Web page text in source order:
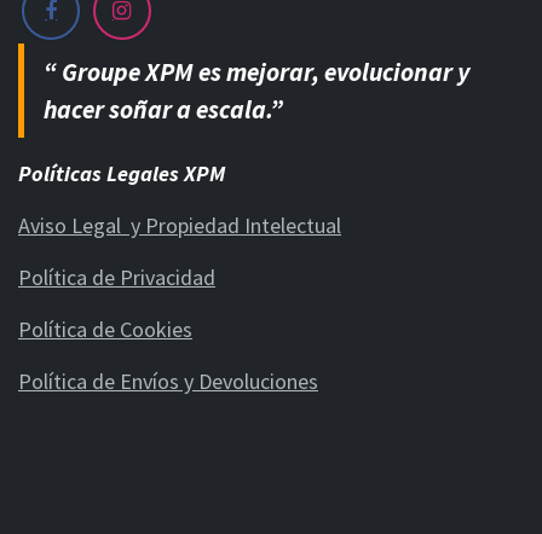
“ Groupe XPM es mejorar, evolucionar y
hacer soñar a escala.”
Políticas Legales XPM
Aviso Legal y Propiedad Intelectual
Política de Privacidad
Política de Cookies
Política de Envíos y Devoluciones